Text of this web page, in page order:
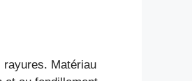
rayures. Matériau